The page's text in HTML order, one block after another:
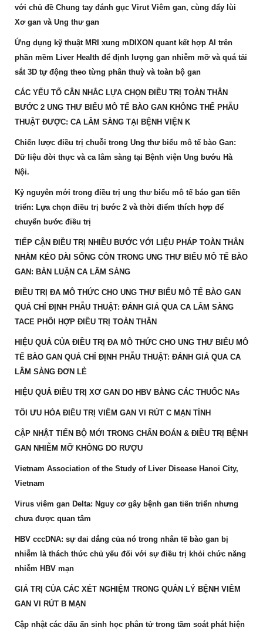
với chủ đề Chung tay đánh gục Virut Viêm gan, cùng đẩy lùi
Xơ gan và Ung thư gan
Ứng dụng kỹ thuật MRI xung mDIXON quant kết hợp AI trên
phần mềm Liver Health để định lượng gan nhiễm mỡ và quá tải
sắt 3D tự động theo từng phân thuỳ và toàn bộ gan
CÁC YẾU TỐ CÂN NHẮC LỰA CHỌN ĐIỀU TRỊ TOÀN THÂN
BƯỚC 2 UNG THƯ BIỂU MÔ TẾ BÀO GAN KHÔNG THỂ PHẪU
THUẬT ĐƯỢC: CA LÂM SÀNG TẠI BỆNH VIỆN K
Chiến lược điều trị chuỗi trong Ung thư biểu mô tế bào Gan:
Dữ liệu đời thực và ca lâm sàng tại Bệnh viện Ung bướu Hà
Nội.
Kỷ nguyên mới trong điều trị ung thư biểu mô tế báo gan tiến
triển: Lựa chọn điều trị bước 2 và thời điểm thích hợp để
chuyển bước điều trị
TIẾP CẬN ĐIỀU TRỊ NHIỀU BƯỚC VỚI LIỆU PHÁP TOÀN THÂN
NHẰM KÉO DÀI SỐNG CÒN TRONG UNG THƯ BIỂU MÔ TẾ BÀO
GAN: BÀN LUẬN CA LÂM SÀNG
ĐIỀU TRỊ ĐA MÔ THỨC CHO UNG THƯ BIỂU MÔ TẾ BÀO GAN
QUÁ CHỈ ĐỊNH PHẪU THUẬT: ĐÁNH GIÁ QUA CA LÂM SÀNG
TACE PHỐI HỢP ĐIỀU TRỊ TOÀN THÂN
HIỆU QUẢ CỦA ĐIỀU TRỊ ĐA MÔ THỨC CHO UNG THƯ BIỂU MÔ
TẾ BÀO GAN QUÁ CHỈ ĐỊNH PHẪU THUẬT: ĐÁNH GIÁ QUA CA
LÂM SÀNG ĐƠN LẺ
HIỆU QUẢ ĐIỀU TRỊ XƠ GAN DO HBV BẰNG CÁC THUỐC NAs
TỐI ƯU HÓA ĐIỀU TRỊ VIÊM GAN VI RÚT C MẠN TÍNH
CẬP NHẬT TIẾN BỘ MỚI TRONG CHẨN ĐOÁN & ĐIỀU TRỊ BỆNH
GAN NHIỄM MỠ KHÔNG DO RƯỢU
Vietnam Association of the Study of Liver Disease Hanoi City,
Vietnam
Virus viêm gan Delta: Nguy cơ gây bệnh gan tiến triển nhưng
chưa được quan tâm
HBV cccDNA: sự dai dẳng của nó trong nhân tế bào gan bị
nhiễm là thách thức chủ yếu đối với sự điều trị khỏi chức năng
nhiễm HBV mạn
GIÁ TRỊ CỦA CÁC XÉT NGHIỆM TRONG QUẢN LÝ BỆNH VIÊM
GAN VI RÚT B MẠN
Cập nhật các dấu ấn sinh học phân tử trong tầm soát phát hiện